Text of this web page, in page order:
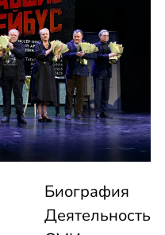
Биография
Деятельность